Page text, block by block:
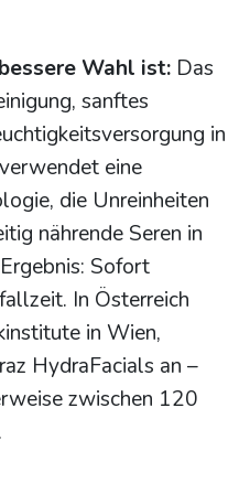
Wahl ist: Das
sanftes
in
eine
die Unreinheiten
nährende Seren in
Sofort
In Österreich
in Wien,
HydraFacials an –
zwischen 120